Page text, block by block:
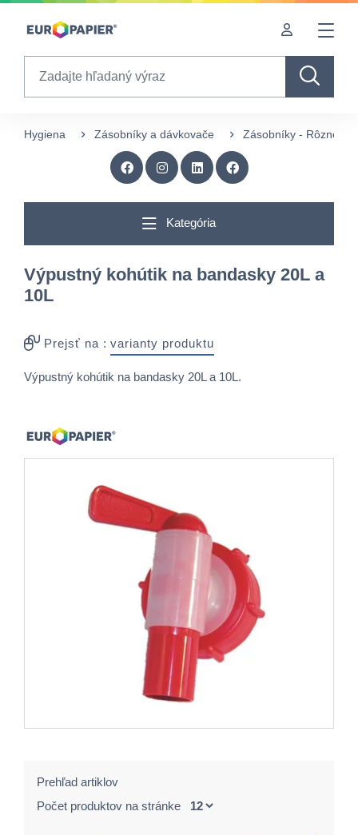
Table Of Content
Doplnkové produkty
Zaujímavé produkty pre Vás
Hygiena Zásobníky a dávkovače Zásobníky - Rôzne
Kategória
Výpustný kohútik na bandasky 20L a
10L
Prejsť na : varianty produktu
Výpustný kohútik na bandasky 20L a 10L.
Prehľad artiklov
Počet produktov na stránke